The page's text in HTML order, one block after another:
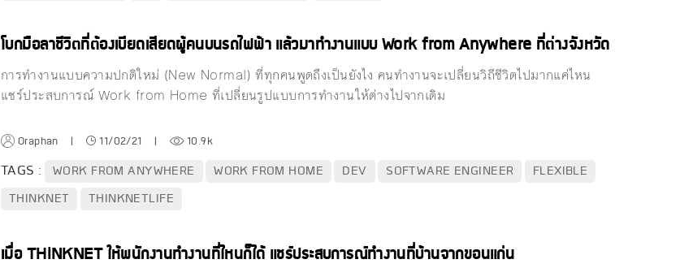
โบกมือลาชีวิตที่ต้องเบียดเสียดผู้คนบนรถไฟฟ้า แล้วมาทำงานแบบ Work from Anywhere ที่ต่างจังหวัด
การทำงานแบบความปกติใหม่ (New Normal) ที่ทุกคนพูดถึงเป็นยังไง คนทำงานจะเปลี่ยนวิถีชีวิตไปมากแค่ไหน
แชร์ประสบการณ์ Work from Home ที่เปลี่ยนรูปแบบการทำงานให้ต่างไปจากเดิม
Oraphan | 11/02/21 | 10.9k
TAGS : WORK FROM ANYWHERE WORK FROM HOME DEV SOFTWARE ENGINEER
FLEXIBLE
THINKNET
THINKNETLIFE
เมื่อ THiNKNET ให้พนักงานทำงานที่ไหนก็ได้ แชร์ประสบการณ์ทำงานที่บ้านจากขอนแก่น